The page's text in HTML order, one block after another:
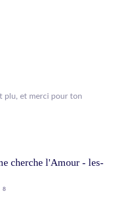
plu, et merci pour ton
cherche l'Amour - les-